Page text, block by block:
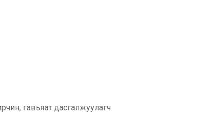
гавьяат дасгалжуулагч